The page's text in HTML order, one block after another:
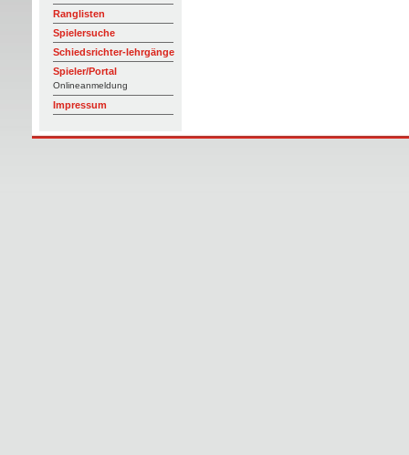
Ranglisten
Spielersuche
Schiedsrichter-lehrgänge
Spieler/Portal
Onlineanmeldung
Impressum